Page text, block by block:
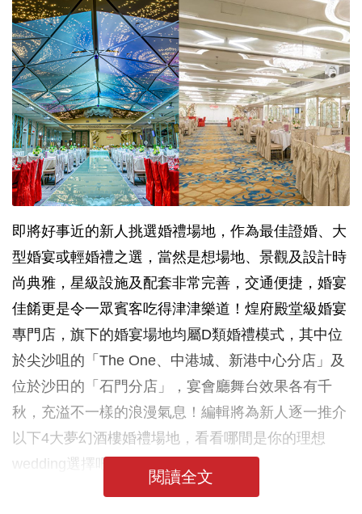
即將好事近的新人挑選婚禮場地，作為最佳證婚、大
型婚宴或輕婚禮之選，當然是想場地、景觀及設計時
尚典雅，星級設施及配套非常完善，交通便捷，婚宴
佳餚更是令一眾賓客吃得津津樂道！煌府殿堂級婚宴
專門店，旗下的婚宴場地均屬D類婚禮模式，其中位
於尖沙咀的「The One、中港城、新港中心分店」及
位於沙田的「石門分店」，宴會廳舞台效果各有千
秋，充溢不一樣的浪漫氣息！編輯將為新人逐一推介
以下4大夢幻酒樓婚禮場地，看看哪間是你的理想
wedding選擇吧！
閱讀全文